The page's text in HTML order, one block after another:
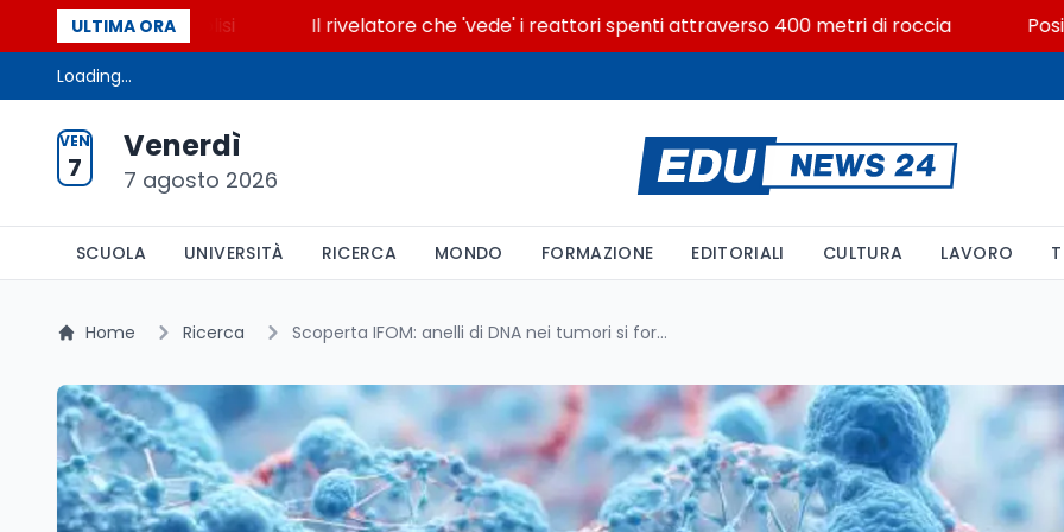
ULTIMA ORA
la glicolisi Il rivelatore che 'vede' i reattori spenti attraverso 400 metri di roccia Posizioni
Loading...
VEN
7
Venerdì
7 agosto 2026
SCUOLA UNIVERSITÀ RICERCA MONDO FORMAZIONE EDITORIALI CULTURA LAVORO
Home Ricerca Scoperta IFOM: anelli di DNA nei tumori si formano da lesioni comuni